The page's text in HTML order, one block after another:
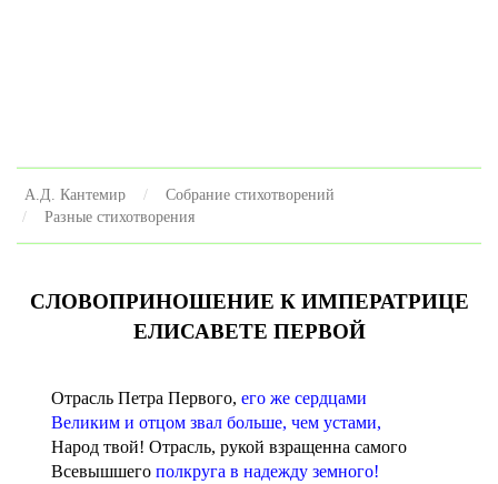
А.Д. Кантемир
Собрание стихотворений
Разные стихотворения
СЛОВОПРИНОШЕНИЕ К ИМПЕРАТРИЦЕ
ЕЛИСАВЕТЕ ПЕРВОЙ
Отрасль Петра Первого, его же сердцами
Великим и отцом звал больше, чем устами,
Народ твой! Отрасль, рукой взращенна самого
Всевышшего полкруга в надежду земного!